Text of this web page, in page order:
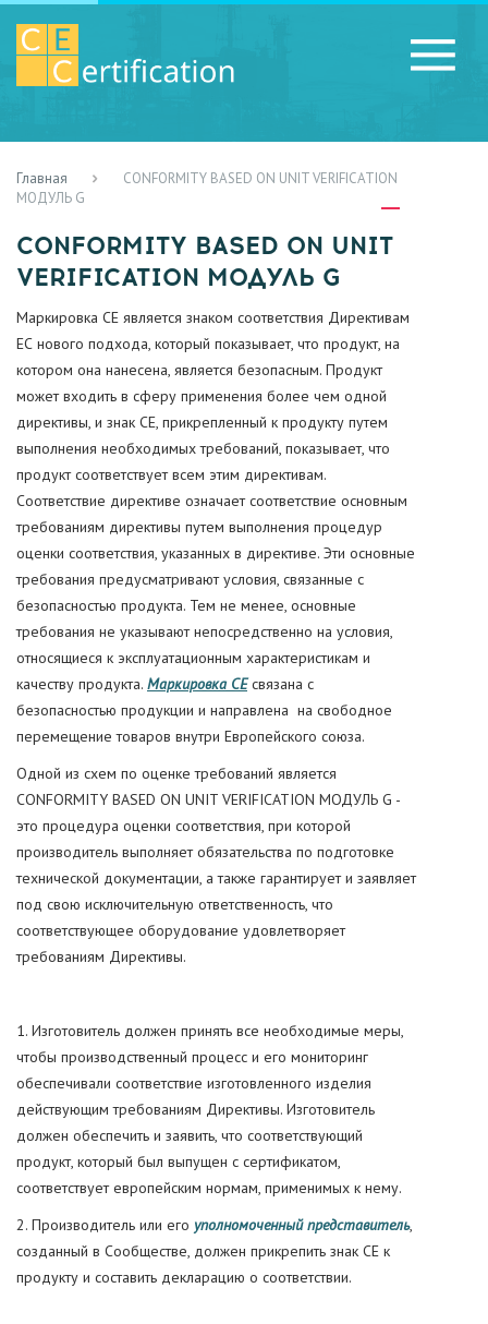
Главная
CONFORMITY BASED ON UNIT VERIFICATION
МОДУЛЬ G
CONFORMITY BASED ON UNIT
VERIFICATION МОДУЛЬ G
Маркировка СЕ является знаком соответствия Директивам
ЕС нового подхода, который показывает, что продукт, на
котором она нанесена, является безопасным. Продукт
может входить в сферу применения более чем одной
директивы, и знак CE, прикрепленный к продукту путем
выполнения необходимых требований, показывает, что
продукт соответствует всем этим директивам.
Соответствие директиве означает соответствие основным
требованиям директивы путем выполнения процедур
оценки соответствия, указанных в директиве. Эти основные
требования предусматривают условия, связанные с
безопасностью продукта. Тем не менее, основные
требования не указывают непосредственно на условия,
относящиеся к эксплуатационным характеристикам и
качеству продукта. Маркировка СЕсвязана с
безопасностью продукции и направлена на свободное
перемещение товаров внутри Европейского союза.
Одной из схем по оценке требований является
CONFORMITY BASED ON UNIT VERIFICATION МОДУЛЬ G -
это процедура оценки соответствия, при которой
производитель выполняет обязательства по подготовке
технической документации, а также гарантирует и заявляет
под свою исключительную ответственность, что
соответствующее оборудование удовлетворяет
требованиям Директивы.
1. Изготовитель должен принять все необходимые меры,
чтобы производственный процесс и его мониторинг
обеспечивали соответствие изготовленного изделия
действующим требованиям Директивы. Изготовитель
должен обеспечить и заявить, что соответствующий
продукт, который был выпущен с сертификатом,
соответствует европейским нормам, применимых к нему.
2. Производитель или его уполномоченный представитель,
созданный в Сообществе, должен прикрепить знак СЕ к
продукту и составить декларацию о соответствии.